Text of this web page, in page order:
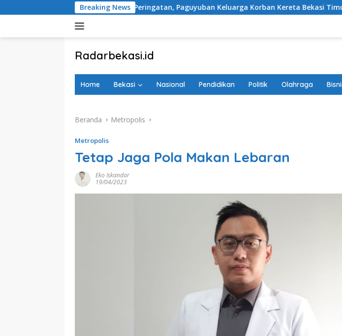
ke
Breaking News
Tugu Peringatan, Paguyuban Keluarga Korban Kereta Bekasi Timur: Kami Ingin Perbaikan
Radarbekasi.id
Bekasi
Home Bekasi Nasional Pendidikan Politik Olahraga
Beranda Metropolis
Metropolis
Tetap Jaga Pola Makan Lebaran
Eko Iskandar
19/04/2023